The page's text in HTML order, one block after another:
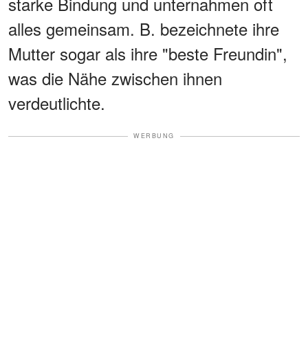
alles gemeinsam. B. bezeichnete ihre
Mutter sogar als ihre "beste Freundin",
was die Nähe zwischen ihnen
verdeutlichte.
WERBUNG